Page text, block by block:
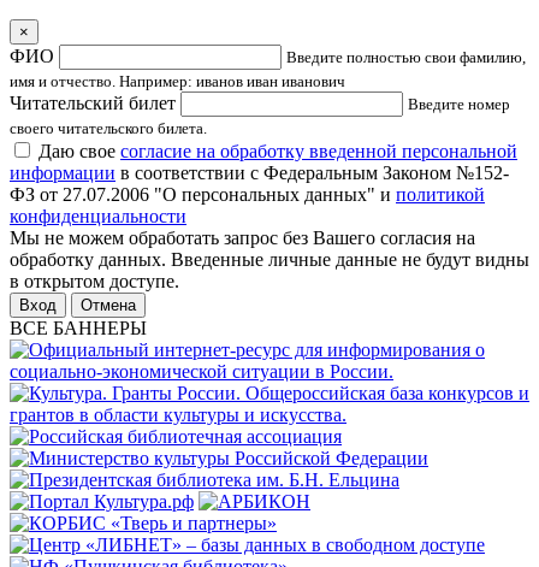
×
ФИО
Введите полностью свои фамилию,
имя и отчество. Например: иванов иван иванович
Читательский билет
Введите номер
своего читательского билета.
Даю свое согласие на обработку введенной персональной
информации в соответствии с Федеральным Законом №152-
ФЗ от 27.07.2006 "О персональных данных" и политикой
конфиденциальности
Мы не можем обработать запрос без Вашего согласия на
обработку данных. Введенные личные данные не будут видны
в открытом доступе.
Отмена
ВСЕ БАННЕРЫ